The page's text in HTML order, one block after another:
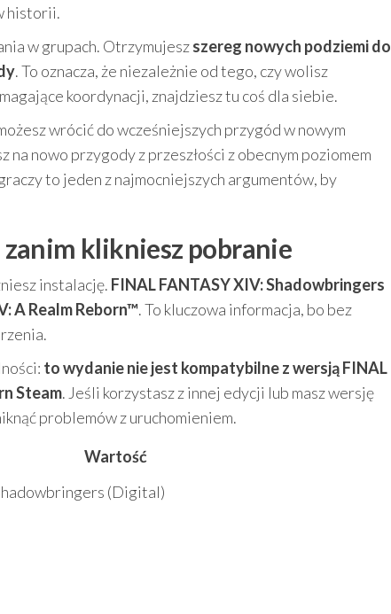
historii.
w grupach. Otrzymujeszszereg nowych podziemi do
. To oznacza, że niezależnie od tego, czy wolisz
koordynacji, znajdziesz tu coś dla siebie.
wrócić do wcześniejszych przygód w nowym
na nowo przygody z przeszłości z obecnym poziomem
to jeden z najmocniejszych argumentów, by
klikniesz pobranie
instalację. FINAL FANTASY XIV: Shadowbringers
A Realm Reborn™. To kluczowa informacja, bo bez
to wydanie nie jest kompatybilne z wersją FINAL
Steam. Jeśli korzystasz z innej edycji lub masz wersję
problemów z uruchomieniem.
Wartość
(Digital)